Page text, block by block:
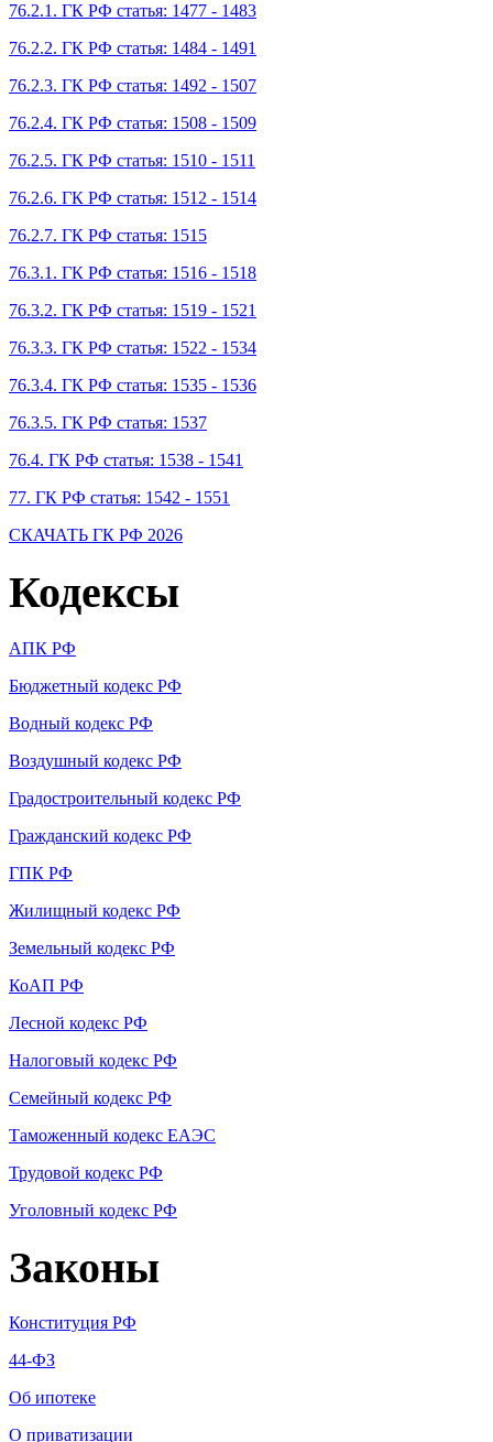
76.2.1. ГК РФ статья: 1477 - 1483
76.2.2. ГК РФ статья: 1484 - 1491
76.2.3. ГК РФ статья: 1492 - 1507
76.2.4. ГК РФ статья: 1508 - 1509
76.2.5. ГК РФ статья: 1510 - 1511
76.2.6. ГК РФ статья: 1512 - 1514
76.2.7. ГК РФ статья: 1515
76.3.1. ГК РФ статья: 1516 - 1518
76.3.2. ГК РФ статья: 1519 - 1521
76.3.3. ГК РФ статья: 1522 - 1534
76.3.4. ГК РФ статья: 1535 - 1536
76.3.5. ГК РФ статья: 1537
76.4. ГК РФ статья: 1538 - 1541
77. ГК РФ статья: 1542 - 1551
СКАЧАТЬ ГК РФ 2026
Кодексы
АПК РФ
Бюджетный кодекс РФ
Водный кодекс РФ
Воздушный кодекс РФ
Градостроительный кодекс РФ
Гражданский кодекс РФ
ГПК РФ
Жилищный кодекс РФ
Земельный кодекс РФ
КоАП РФ
Лесной кодекс РФ
Налоговый кодекс РФ
Семейный кодекс РФ
Таможенный кодекс ЕАЭС
Трудовой кодекс РФ
Уголовный кодекс РФ
Законы
Конституция РФ
44-ФЗ
Об ипотеке
О приватизации